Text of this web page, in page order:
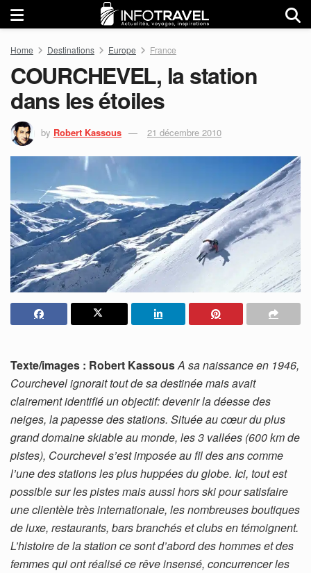
Home Destinations Europe France
COURCHEVEL, la station
dans les étoiles
by Robert Kassous 21 décembre 2010
Texte/images : Robert KassousA sa naissance en 1946,
Courchevel ignorait tout de sa destinée mais avait
clairement identifié un objectif: devenir la déesse des
neiges, la papesse des stations. Située au cœur du plus
grand domaine skiable au monde, les 3 vallées (600 km de
pistes), Courchevel s’est imposée au fil des ans comme
l’une des stations les plus huppées du globe. Ici, tout est
possible sur les pistes mais aussi hors ski pour satisfaire
une clientèle très internationale, les nombreuses boutiques
de luxe, restaurants, bars branchés et clubs en témoignent.
L’histoire de la station ce sont d’abord des hommes et des
femmes qui ont réalisé ce rêve insensé, concurrencer les